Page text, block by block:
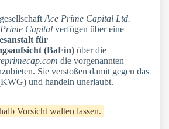
Ace Prime Capital Ltd.
Capital verfügen über eine
für
(BaFin) über die
die vorgenannten
Sie verstoßen damit gegen das
und handeln unerlaubt.
Vorsicht walten lassen.